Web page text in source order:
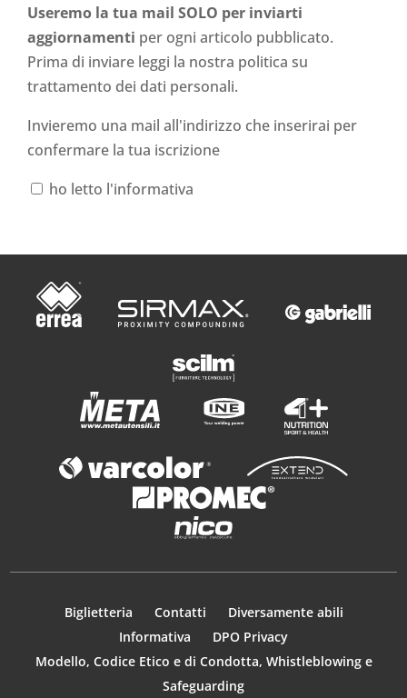
Useremo la tua mail SOLO per inviarti
aggiornamenti per ogni articolo pubblicato.
Prima di inviare leggi la nostra politica su
trattamento dei dati personali.
Invieremo una mail all'indirizzo che inserirai per
confermare la tua iscrizione
ho letto l'informativa
Biglietteria Contatti
Diversamente abili
Informativa
DPO Privacy
Modello, Codice Etico e di Condotta, Whistleblowing e
Safeguarding